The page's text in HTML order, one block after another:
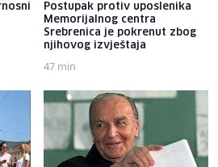
Postupak protiv uposlenika
Memorijalnog centra
Srebrenica je pokrenut zbog
njihovog izvještaja
47 min